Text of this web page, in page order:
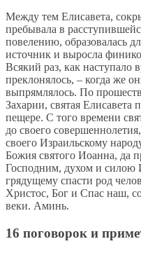
Между тем Елисавета,
пребывала в
повелению, образовалась
источник и выросла
Всякий раз, как наступало
преклонялось, – когда же
выпрямлялось. По
Захарии, святая Елисавета
пещере. С того времени
до своего
своего Израильскому
Божия святого Иоанна, да
Господним, духом и силою
грядущему спасти род
Христос, Бог и Спас наш,
веки. Аминь.
16 поговорок и